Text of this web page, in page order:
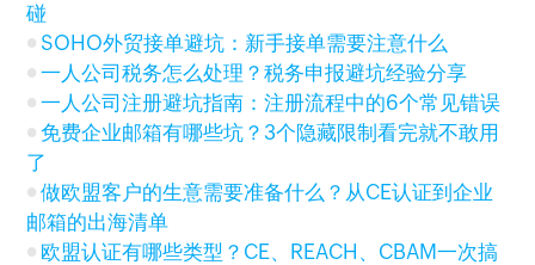
碰
SOHO外贸接单避坑：新手接单需要注意什么
一人公司税务怎么处理？税务申报避坑经验分享
一人公司注册避坑指南：注册流程中的6个常见错误
免费企业邮箱有哪些坑？3个隐藏限制看完就不敢用
了
做欧盟客户的生意需要准备什么？从CE认证到企业
邮箱的出海清单
欧盟认证有哪些类型？CE、REACH、CBAM一次搞